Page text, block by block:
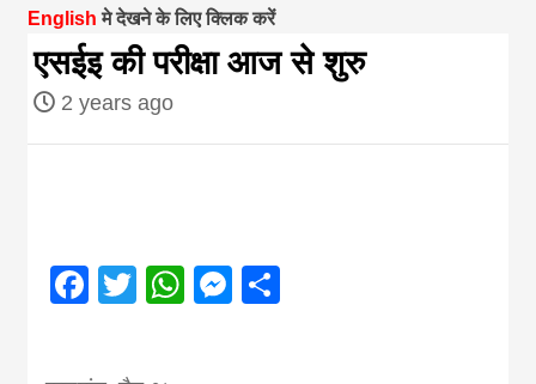
magazine of
Nepal brings
from
English मे देखने के लिए क्लिक करें
एसईइ की परीक्षा आज से शुरु
2 years ago
Facebook
Twitter
WhatsApp
Messenger